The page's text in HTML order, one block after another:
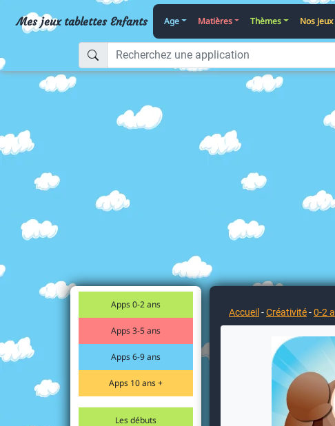
Mes jeux tablettes Enfants Age Matières Thèmes Nos
Apps 0-2 ans
Apps 3-5 ans
Apps 6-9 ans
Apps 10 ans +
Les débuts
Accueil -Créativité-0-2